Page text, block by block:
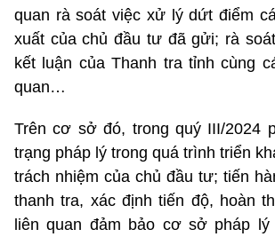
quan rà soát việc xử lý dứt điểm
xuất của chủ đầu tư đã gửi; rà
kết luận của Thanh tra tỉnh cùng
quan…
Trên cơ sở đó, trong quý III/2024
trạng pháp lý trong quá trình triển
trách nhiệm của chủ đầu tư; tiến
thanh tra, xác định tiến độ, hoàn
liên quan đảm bảo cơ sở pháp lý